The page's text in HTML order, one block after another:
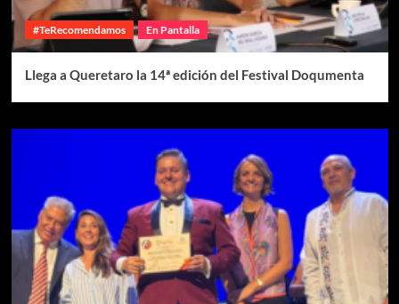
#TeRecomendamos En Pantalla
Llega a Queretaro la 14ª edición del Festival Doqumenta